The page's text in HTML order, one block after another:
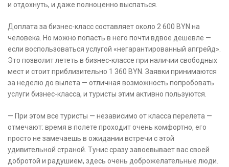
и отдохнуть, и даже полноценно выспаться.
Доплата за бизнес-класс составляет около 2 600 BYN на
человека. Но можно попасть в него почти вдвое дешевле —
если воспользоваться услугой «негарантированный апгрейд».
Это позволит лететь в бизнес-классе при наличии свободных
мест и стоит приблизительно 1 360 BYN. Заявки принимаются
за неделю до вылета — отличная возможность попробовать
услуги бизнес-класса, и туристы этим активно пользуются.
— При этом все туристы — независимо от класса перелета —
отмечают: время в полете проходит очень комфортно, его
просто не замечаешь в ожидании встречи с этой
удивительной страной. Тунис сразу завоевывает вас своей
добротой и радушием, здесь очень доброжелательные люди.